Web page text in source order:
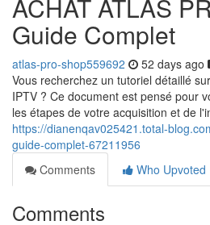
ACHAT ATLAS
Guide Complet
atlas-pro-shop559692 52 days ago
Vous recherchez un tutoriel détaillé
IPTV ? Ce document est pensé pour
les étapes de votre acquisition et de
https://dianenqav025421.total-
guide-complet-67211956
Comments
Who Upvoted
Comments